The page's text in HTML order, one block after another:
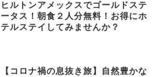
ヒルトンアメックスでゴールドステ
ータス！朝食２人分無料！お得にホ
テルステイしてみませんか？
【コロナ禍の息抜き旅】自然豊かな